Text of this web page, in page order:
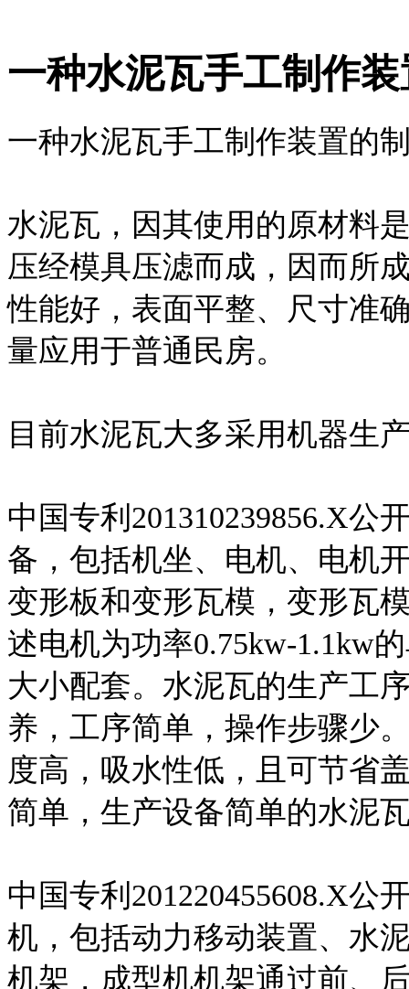
一种水泥瓦手工制作
一种水泥瓦手工制作装置的
水泥瓦，因其使用的原材料
压经模具压滤而成，因而所
性能好，表面平整、尺寸准
量应用于普通民房。
目前水泥瓦大多采用机器生
中国专利201310239856.X公
备，包括机坐、电机、电机
变形板和变形瓦模，变形瓦
述电机为功率0.75kw-1.1kw
大小配套。水泥瓦的生产
养，工序简单，操作步骤少
度高，吸水性低，且可节省
简单，生产设备简单的水泥
中国专利201220455608.X公
机，包括动力移动装置、水
机架，成型机机架通过前、